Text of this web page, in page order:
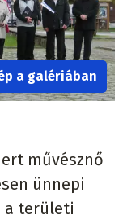
a galériában
művésznő
ünnepi
a területi